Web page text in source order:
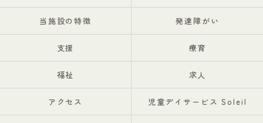
当施設の特徴 発達障がい
支援 療育
福祉 求人
アクセス 児童デイサービス Soleil